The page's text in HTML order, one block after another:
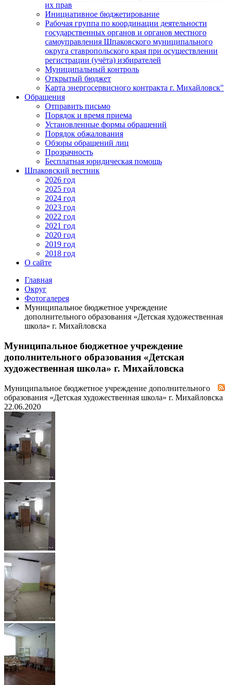
их прав
Инициативное бюджетирование
Рабочая группа по координации деятельности
государственных органов и органов местного
самоуправления Шпаковского муниципального
округа ставропольского края при осуществлении
регистрации (учёта) избирателей
Муниципальный контроль
Открытый бюджет
Карта энергосервисного контракта г. Михайловск"
Обращения
Отправить письмо
Порядок и время приема
Установленные формы обращений
Порядок обжалования
Обзоры обращений лиц
Прозрачность
Бесплатная юридическая помощь
Шпаковский вестник
2026 год
2025 год
2024 год
2023 год
2022 год
2021 год
2020 год
2019 год
2018 год
О сайте
Главная
Округ
Фотогалерея
Муниципальное бюджетное учреждение
дополнительного образования «Детская художественная
школа» г. Михайловска
Муниципальное бюджетное учреждение
дополнительного образования «Детская
художественная школа» г. Михайловска
Муниципальное бюджетное учреждение дополнительного
образования «Детская художественная школа» г. Михайловска
22.06.2020